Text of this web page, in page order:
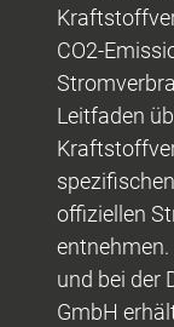
CO2-
Leitfaden
offiziellen
und bei der
GmbH